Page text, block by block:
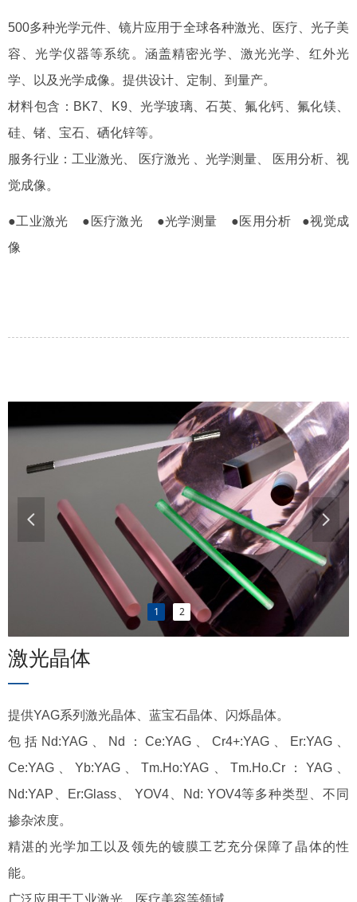
500多种光学元件、镜片应用于全球各种激光、医疗、光子美
容、光学仪器等系统。涵盖精密光学、激光光学、红外光
学、以及光学成像。提供设计、定制、到量产。
材料包含：BK7、K9、光学玻璃、石英、氟化钙、氟化镁、
硅、锗、宝石、硒化锌等。
服务行业：工业激光、 医疗激光 、光学测量、 医用分析、视
觉成像。
●工业激光 ●医疗激光 ●光学测量 ●医用分析 ●视觉成
像
激光晶体
—
提供YAG系列激光晶体、蓝宝石晶体、闪烁晶体。
包括Nd:YAG、Nd：Ce:YAG、Cr4+:YAG、Er:YAG、
Ce:YAG、Yb:YAG、Tm.Ho:YAG、Tm.Ho.Cr：YAG、
Nd:YAP、Er:Glass、 YOV4、Nd: YOV4等多种类型、不同
掺杂浓度。
精湛的光学加工以及领先的镀膜工艺充分保障了晶体的性
能。
广泛应用于工业激光、医疗美容等领域。
1 2
넳 넲